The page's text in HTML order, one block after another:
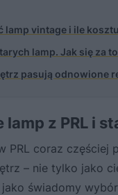
lamp vintage i ile
lamp. Jak się za
pasują odnowione
lamp z PRL i
PRL coraz częściej
– nie tylko jako
jako świadomy